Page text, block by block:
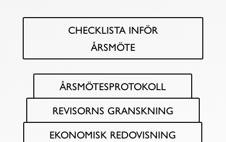
CHECKLISTA INFÖR
ÅRSMÖTE
ÅRSMÖTESPROTOKOLL
REVISORNS GRANSKNING
EKONOMISK REDOVISNING